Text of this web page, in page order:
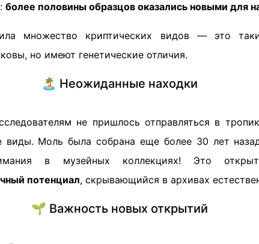
более половины образцов оказались новыми для
множество криптических видов — это
но имеют генетические отличия.
🏝️ Неожиданные находки
не пришлось отправляться в
виды. Моль была собрана еще более 30 лет
в музейных коллекциях! Это
потенциал, скрывающийся в архивах
🌱 Важность новых открытий